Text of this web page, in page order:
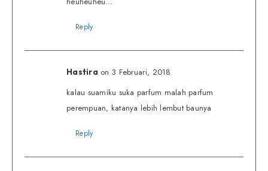
Reply
Hastira on 3 Februari, 2018
kalau suamiku suka parfum malah parfum
perempuan, katanya lebih lembut baunya
Reply